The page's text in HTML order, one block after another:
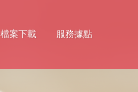
檔案下載 服務據點